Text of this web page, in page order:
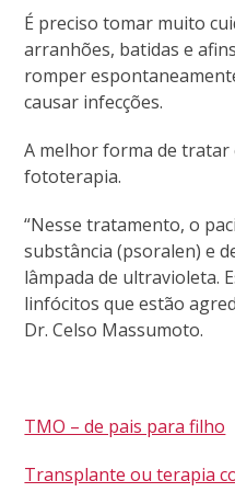
É preciso tomar muito
arranhões, batidas e
romper
causar infecções.
A melhor forma de tratar
fototerapia.
“Nesse tratamento, o
substância (psoralen) e
lâmpada de ultravioleta.
linfócitos que estão
Dr. Celso Massumoto.
TMO – de pais para filho
Transplante ou terapia